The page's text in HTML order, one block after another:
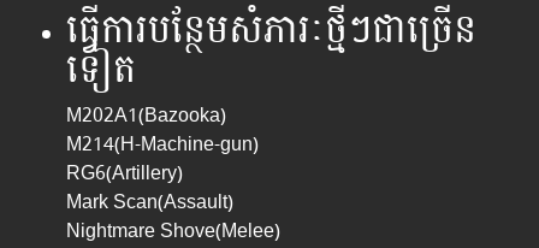
ធ្វើ​ការ​បន្ថែម​សំភារៈ​ថ្មីៗ​ជា​ច្រើន​
ទៀត
M202A1(Bazooka)
M214(H-Machine-gun)
RG6(Artillery)
Mark Scan(Assault)
Nightmare Shove(Melee)